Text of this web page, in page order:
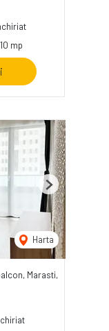
mp
Harta
Next
Marasti,